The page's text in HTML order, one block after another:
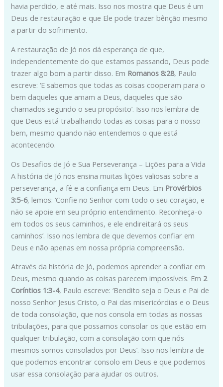
havia perdido, e até mais. Isso nos mostra que Deus é um
Deus de restauração e que Ele pode trazer bênção mesmo
a partir do sofrimento.
A restauração de Jó nos dá esperança de que,
independentemente do que estamos passando, Deus pode
trazer algo bom a partir disso. Em Romanos 8:28, Paulo
escreve: ‘E sabemos que todas as coisas cooperam para o
bem daqueles que amam a Deus, daqueles que são
chamados segundo o seu propósito’. Isso nos lembra de
que Deus está trabalhando todas as coisas para o nosso
bem, mesmo quando não entendemos o que está
acontecendo.
Os Desafios de Jó e Sua Perseverança – Lições para a Vida
A história de Jó nos ensina muitas lições valiosas sobre a
perseverança, a fé e a confiança em Deus. Em Provérbios
3:5-6, lemos: ‘Confie no Senhor com todo o seu coração, e
não se apoie em seu próprio entendimento. Reconheça-o
em todos os seus caminhos, e ele endireitará os seus
caminhos’. Isso nos lembra de que devemos confiar em
Deus e não apenas em nossa própria compreensão.
Através da história de Jó, podemos aprender a confiar em
Deus, mesmo quando as coisas parecem impossíveis. Em 2
Coríntios 1:3-4, Paulo escreve: ‘Bendito seja o Deus e Pai de
nosso Senhor Jesus Cristo, o Pai das misericórdias e o Deus
de toda consolação, que nos consola em todas as nossas
tribulações, para que possamos consolar os que estão em
qualquer tribulação, com a consolação com que nós
mesmos somos consolados por Deus’. Isso nos lembra de
que podemos encontrar consolo em Deus e que podemos
usar essa consolação para ajudar os outros.